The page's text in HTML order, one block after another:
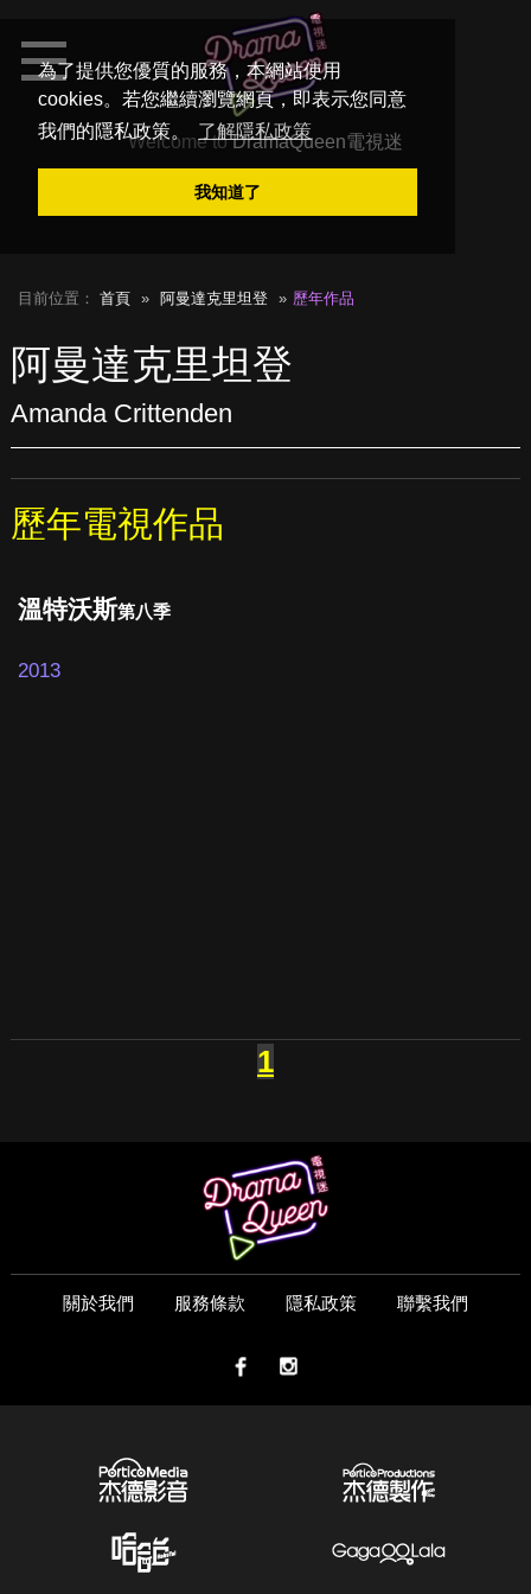
為了提供您優質的服務，本網站使用
cookies。若您繼續瀏覽網頁，即表示您同意
我們的隱私政策。
了解隱私政策
我知道了
Welcome toDramaQueen電視迷
目前位置： 首頁 阿曼達克里坦登 歷年作品
阿曼達克里坦登
Amanda Crittenden
歷年電視作品
溫特沃斯第八季
2013
1
關於我們 服務條款 隱私政策 聯繫我們